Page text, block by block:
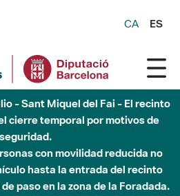
CA ES
- Sant Miquel del Fai - El recinto
cierre temporal por motivos de
seguridad.
con movilidad reducida no
hasta la entrada del recinto
paso en la zona de la Foradada.